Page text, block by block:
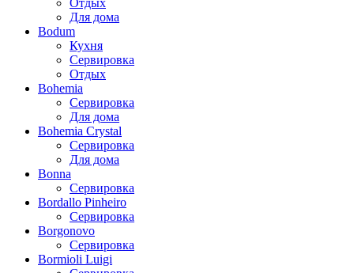
Отдых
Для дома
Bodum
Кухня
Сервировка
Отдых
Bohemia
Сервировка
Для дома
Bohemia Crystal
Сервировка
Для дома
Bonna
Сервировка
Bordallo Pinheiro
Сервировка
Borgonovo
Сервировка
Bormioli Luigi